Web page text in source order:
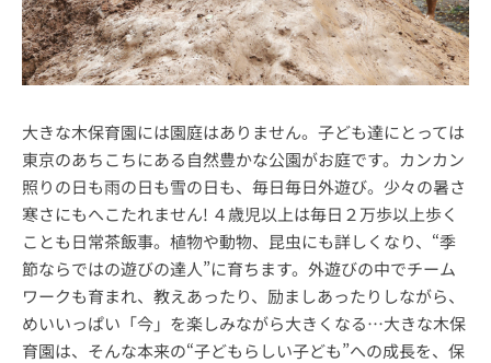
大きな木保育園には園庭はありません。子ども達にとっては
東京のあちこちにある自然豊かな公園がお庭です。カンカン
照りの日も雨の日も雪の日も、毎日毎日外遊び。少々の暑さ
寒さにもへこたれません! ４歳児以上は毎日２万歩以上歩く
ことも日常茶飯事。植物や動物、昆虫にも詳しくなり、“季
節ならではの遊びの達人”に育ちます。外遊びの中でチーム
ワークも育まれ、教えあったり、励ましあったりしながら、
めいいっぱい「今」を楽しみながら大きくなる…大きな木保
育園は、そんな本来の“子どもらしい子ども”への成長を、保